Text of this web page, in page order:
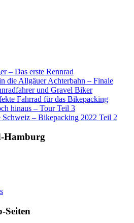
– Das erste Rennrad
die Allgäuer Achterbahn – Finale
und Gravel Biker
Fahrrad für das Bikepacking
hinaus – Tour Teil 3
– Bikepacking 2022 Teil 2
Hamburg
Seiten